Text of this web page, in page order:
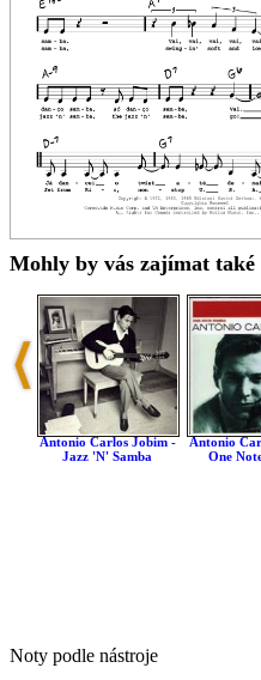
Mohly by vás zajímat
Antonio Carlos Jobim -
Jazz 'n' Samba
Antonio
One
Noty podle nástroje